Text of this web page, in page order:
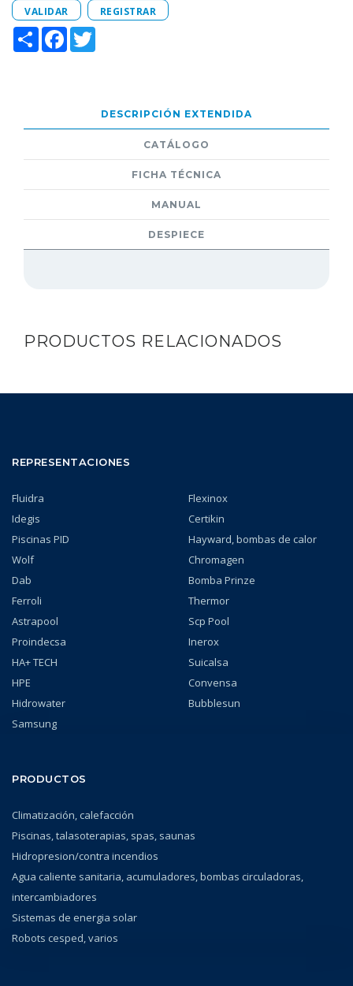
VALIDAR REGISTRAR
Share Facebook
DESCRIPCIÓN EXTENDIDA
CATÁLOGO
FICHA TÉCNICA
MANUAL
DESPIECE
PRODUCTOS RELACIONADOS
REPRESENTACIONES
Fluidra
Flexinox
Idegis
Certikin
Piscinas PID
Hayward, bombas de calor
Wolf
Chromagen
Dab
Bomba Prinze
Ferroli
Thermor
Astrapool
Scp Pool
Proindecsa
Inerox
HA+ TECH
Suicalsa
HPE
Convensa
Hidrowater
Bubblesun
Samsung
PRODUCTOS
Climatización, calefacción
Piscinas, talasoterapias, spas, saunas
Hidropresion/contra incendios
Agua caliente sanitaria, acumuladores, bombas circuladoras,
intercambiadores
Sistemas de energia solar
Robots cesped, varios